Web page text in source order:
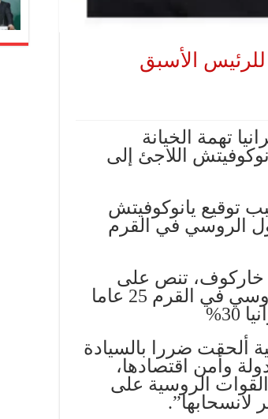
للرئيس الأسبق
تهمة الخيانة
اللاجئ إلى
توقيع يانوكوفيتش
الروسي في القرم
خاركوف، تنص على
تمديد مرابطة أسطول البحر الأسود الروسي في القرم 25 عاما
ألحقت ضررا بالسيادة
وأمن اقتصادها،
الروسية على
لانسحابها”.